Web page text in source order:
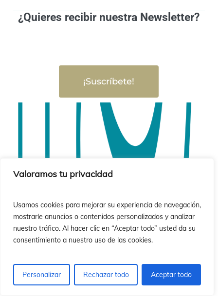
Valoramos tu privacidad
Usamos cookies para mejorar su experiencia de navegación,
mostrarle anuncios o contenidos personalizados y analizar
nuestro tráfico. Al hacer clic en “Aceptar todo” usted da su
consentimiento a nuestro uso de las cookies.
Personalizar Rechazar todo Aceptar todo
¿Quieres recibir nuestra Newsletter?
¡Suscríbete!